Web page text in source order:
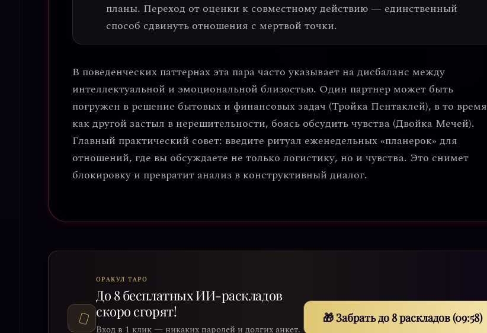
планы. Переход от оценки к совместному действию — единственный
способ сдвинуть отношения с мертвой точки.
В поведенческих паттернах эта пара часто указывает надисбаланс между
интеллектуальной и эмоциональной близостью. Один партнер может быть
погружен в решение бытовых и финансовых задач (Тройка Пентаклей), в то время
как другой застыл в нерешительности, боясь обсудить чувства (Двойка Мечей).
Главный практический совет: введите ритуал еженедельных «планерок» для
отношений, где вы обсуждаете не только логистику, но и чувства. Это снимет
блокировку и превратит анализ в конструктивный диалог.
ОРАКУЛ ТАРО
До 8 бесплатных ИИ-раскладов
скоро сгорят!
Вход в 1 клик — никаких паролей и долгих анкет.
🎁 Забрать до 8 раскладов (09:56)